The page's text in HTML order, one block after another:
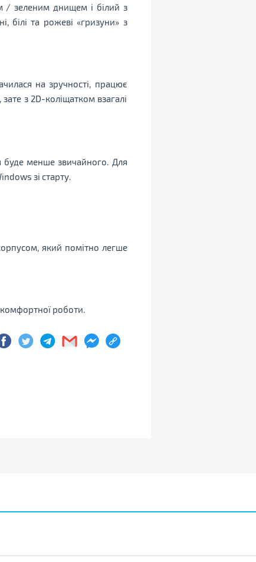
/ зеленим днищем і білий з
білі та рожеві «гризуни» з
на зручності, працює
з 2D-коліщатком взагалі
буде менше звичайного. Для
зі старту.
який помітно легше
комфортної роботи.